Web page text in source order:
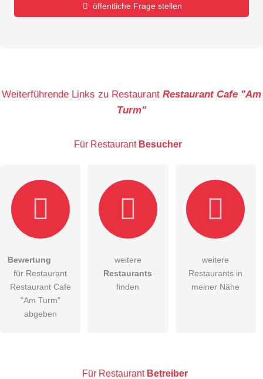
öffentliche Frage stellen
Die Datenschutzerklärunghabe ich zur Kenntnis genommen.
öffentliche Frage stellen
Restaurant-Eintrag zu stellen.
Weiterführende Links zu Restaurant Restaurant Cafe "Am
Turm"
Für Restaurant Besucher
Bewertung
für Restaurant
Restaurant Cafe
"Am Turm"
abgeben
weitere
Restaurants
finden
weitere
Restaurants in
meiner Nähe
Für Restaurant Betreiber